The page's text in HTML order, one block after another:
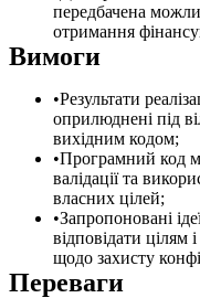
передбачена
отримання
Вимоги
Результати
оприлюднені під
вихідним кодом;
Програмний код
валідації та
власних цілей;
Запропоновані
відповідати
щодо захисту
Переваги